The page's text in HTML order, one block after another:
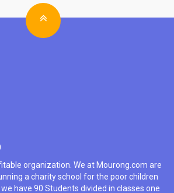
organization. We at Mourong.com are
a charity school for the poor children
have 90 Students divided in classes one